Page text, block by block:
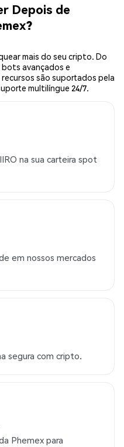
Depois de
mais do seu cripto. Do
avançados e
são suportados pela
multilíngue 24/7.
na sua carteira spot
em nossos mercados
segura com cripto.
Phemex para